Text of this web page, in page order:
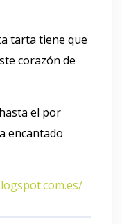
tarta tiene que
corazón de
el por
encantado